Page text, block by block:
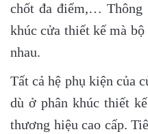
chốt đa điểm,… Thông
khúc cửa thiết kế mà
nhau.
Tất cả hệ phụ kiện của
dù ở phân khúc thiết
thương hiệu cao cấp.